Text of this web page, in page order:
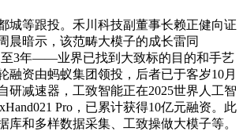
等跟投。禾川科技副董事长赖正健向证
晨暗示，该范畴大模子的成长雷同
至3年——业界已找到大致标的目的和手艺
融资由蚂蚁集团领投，后者已于客岁10月
研减速器，工致智能正在2025世界人工智
Pro，已累计获得10亿元融资。此
库和多样数据采集、工致操做大模子等。